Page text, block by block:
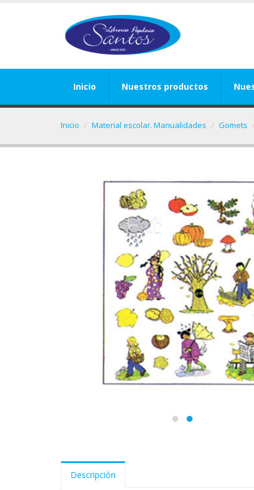
Inicio Nuestros productos
Inicio Material escolar. Manualidades Gomets
Descripción